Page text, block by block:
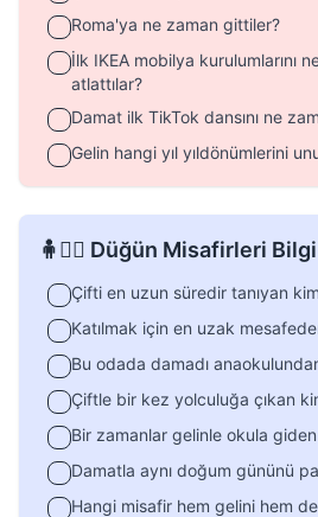
Roma'ya ne zaman gittiler?
İlk IKEA mobilya kurulumlarını
atlattılar?
Damat ilk TikTok dansını ne
Gelin hangi yıl yıldönümlerini
🧍🧍‍♀️ Düğün Misafirleri Bilgi
Çifti en uzun süredir tanıyan
Katılmak için en uzak
Bu odada damadı
Çiftle bir kez yolculuğa çıkan
Bir zamanlar gelinle okula
Damatla aynı doğum gününü
Hangi misafir hem gelini hem